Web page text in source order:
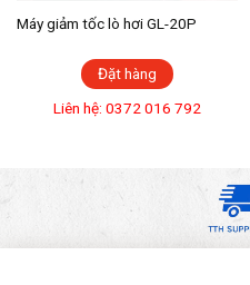
Máy giảm tốc lò hơi GL-20P
Đặt hàng
Liên hệ: 0372 016 792